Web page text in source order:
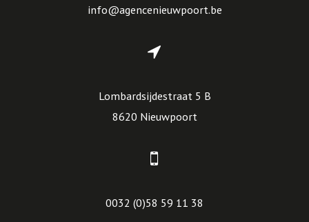
info@agencenieuwpoort.be
Lombardsijdestraat 5 B
8620 Nieuwpoort
0032 (0)58 59 11 38